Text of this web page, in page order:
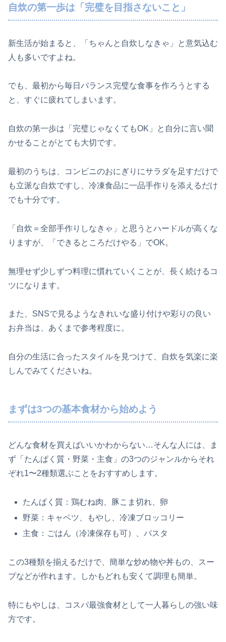
自炊の第一歩は「完璧を目指さないこと」
新生活が始まると、「ちゃんと自炊しなきゃ」と意気込む
人も多いですよね。
でも、最初から毎日バランス完璧な食事を作ろうとする
と、すぐに疲れてしまいます。
自炊の第一歩は「完璧じゃなくてもOK」と自分に言い聞
かせることがとても大切です。
最初のうちは、コンビニのおにぎりにサラダを足すだけで
も立派な自炊ですし、冷凍食品に一品手作りを添えるだけ
でも十分です。
「自炊＝全部手作りしなきゃ」と思うとハードルが高くな
りますが、「できるところだけやる」でOK。
無理せず少しずつ料理に慣れていくことが、長く続けるコ
ツになります。
また、SNSで見るようなきれいな盛り付けや彩りの良い
お弁当は、あくまで参考程度に。
自分の生活に合ったスタイルを見つけて、自炊を気楽に楽
しんでみてくださいね。
まずは3つの基本食材から始めよう
どんな食材を買えばいいかわからない…そんな人には、ま
ず「たんぱく質・野菜・主食」の3つのジャンルからそれ
ぞれ1〜2種類選ぶことをおすすめします。
たんぱく質：鶏むね肉、豚こま切れ、卵
野菜：キャベツ、もやし、冷凍ブロッコリー
主食：ごはん（冷凍保存も可）、パスタ
この3種類を揃えるだけで、簡単な炒め物や丼もの、スー
プなどが作れます。しかもどれも安くて調理も簡単。
特にもやしは、コスパ最強食材として一人暮らしの強い味
方です。